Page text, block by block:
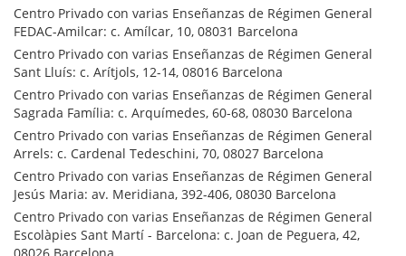
Centro Privado con varias Enseñanzas de Régimen General
FEDAC-Amilcar: c. Amílcar, 10, 08031 Barcelona
Centro Privado con varias Enseñanzas de Régimen General
Sant Lluís: c. Arítjols, 12-14, 08016 Barcelona
Centro Privado con varias Enseñanzas de Régimen General
Sagrada Família: c. Arquímedes, 60-68, 08030 Barcelona
Centro Privado con varias Enseñanzas de Régimen General
Arrels: c. Cardenal Tedeschini, 70, 08027 Barcelona
Centro Privado con varias Enseñanzas de Régimen General
Jesús Maria: av. Meridiana, 392-406, 08030 Barcelona
Centro Privado con varias Enseñanzas de Régimen General
Escolàpies Sant Martí - Barcelona: c. Joan de Peguera, 42,